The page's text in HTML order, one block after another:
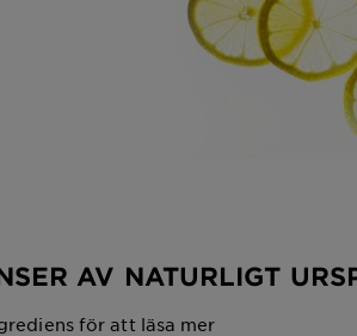
AV NATURLIGT
för att läsa mer